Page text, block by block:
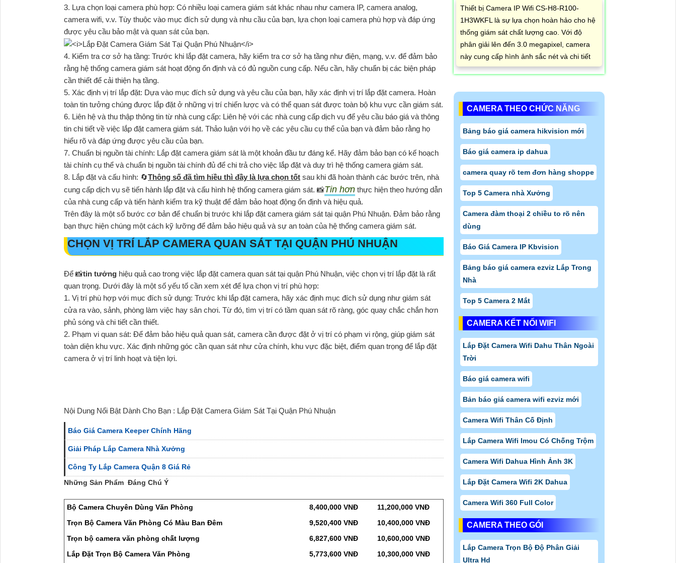
3. Lựa chọn loại camera phù hợp: Có nhiều loại camera giám sát khác nhau như camera IP, camera analog,
camera wifi, v.v. Tùy thuộc vào mục đích sử dụng và nhu cầu của bạn, lựa chọn loại camera phù hợp và đáp ứng
được yêu cầu bảo mật và quan sát của bạn.
4. Kiểm tra cơ sở hạ tầng: Trước khi lắp đặt camera, hãy kiểm tra cơ sở hạ tầng như điện, mạng, v.v. để đảm bảo
rằng hệ thống camera giám sát hoạt động ổn định và có đủ nguồn cung cấp. Nếu cần, hãy chuẩn bị các biện pháp
cần thiết để cải thiện hạ tầng.
5. Xác định vị trí lắp đặt: Dựa vào mục đích sử dụng và yêu cầu của bạn, hãy xác định vị trí lắp đặt camera. Hoàn
toàn tin tưởng chúng được lắp đặt ở những vị trí chiến lược và có thể quan sát được toàn bộ khu vực cần giám sát.
6. Liên hệ và thu thập thông tin từ nhà cung cấp: Liên hệ với các nhà cung cấp dịch vụ để yêu cầu báo giá và thông
tin chi tiết về việc lắp đặt camera giám sát. Thảo luận với họ về các yêu cầu cụ thể của bạn và đảm bảo rằng họ
hiểu rõ và đáp ứng được yêu cầu của bạn.
7. Chuẩn bị nguồn tài chính: Lắp đặt camera giám sát là một khoản đầu tư đáng kể. Hãy đảm bảo bạn có kế hoạch
tài chính cụ thể và chuẩn bị nguồn tài chính đủ để chi trả cho việc lắp đặt và duy trì hệ thống camera giám sát.
8. Lắp đặt và cấu hình: 🔄Thông số đã tìm hiều thì đầy là lựa chọn tốt sau khi đã hoàn thành các bước trên, nhà
cung cấp dịch vụ sẽ tiến hành lắp đặt và cấu hình hệ thống camera giám sát. 📸Tin hơn thực hiện theo hướng dẫn
của nhà cung cấp và tiến hành kiểm tra kỹ thuật để đảm bảo hoạt động ổn định và hiệu quả.
Trên đây là một số bước cơ bản để chuẩn bị trước khi lắp đặt camera giám sát tại quận Phú Nhuận. Đảm bảo rằng
bạn thực hiện chúng một cách kỹ lưỡng để đảm bảo hiệu quả và sự an toàn của hệ thống camera giám sát.
CHỌN VỊ TRÍ LẮP CAMERA QUAN SÁT TẠI QUẬN PHÚ NHUẬN
Để 📸tin tưởng hiệu quả cao trong việc lắp đặt camera quan sát tại quận Phú Nhuận, việc chọn vị trí lắp đặt là rất
quan trọng. Dưới đây là một số yếu tố cần xem xét để lựa chọn vị trí phù hợp:
1. Vị trí phù hợp với mục đích sử dụng: Trước khi lắp đặt camera, hãy xác định mục đích sử dụng như giám sát
cửa ra vào, sảnh, phòng làm việc hay sân chơi. Từ đó, tìm vị trí có tầm quan sát rõ ràng, góc quay chắc chắn hơn
phủ sóng và chi tiết cần thiết.
2. Phạm vi quan sát: Để đảm bảo hiệu quả quan sát, camera cần được đặt ở vị trí có phạm vi rộng, giúp giám sát
toàn diện khu vực. Xác định những góc cần quan sát như cửa chính, khu vực đặc biệt, điểm quan trọng để lắp đặt
camera ở vị trí linh hoạt và tiện lợi.
Nội Dung Nổi Bật Dành Cho Bạn : Lắp Đặt Camera Giám Sát Tại Quận Phú Nhuận
Báo Giá Camera Keeper Chính Hãng
Giải Pháp Lắp Camera Nhà Xưởng
Công Ty Lắp Camera Quận 8 Giá Rẻ
Những Sản Phẩm Đáng Chú Ý
Bộ Camera Chuyên Dùng Văn Phòng 8,400,000 VNĐ
11,200,000 VNĐ
Trọn Bộ Camera Văn Phòng Có Màu Ban Đêm
9,520,400 VNĐ
10,400,000 VNĐ
Trọn bộ camera văn phòng chất lượng
6,827,600 VNĐ
10,600,000 VNĐ
Lắp Đặt Trọn Bộ Camera Văn Phòng
5,773,600 VNĐ 10,300,000 VNĐ
Thiết bị Camera IP Wifi CS-H8-R100-
1H3WKFL là sự lựa chọn hoàn hảo cho hệ
thống giám sát chất lượng cao. Với độ
phân giải lên đến 3.0 megapixel, camera
này cung cấp hình ảnh sắc nét và chi tiết
CAMERA THEO CHỨC NĂNG
Bảng báo giá camera hikvision mới
Báo giá camera ip dahua
camera quay rõ tem đơn hàng shoppe
Top 5 Camera nhà Xưởng
Camera đàm thoại 2 chiều to rõ nên
dùng
Báo Giá Camera IP Kbvision
Bảng báo giá camera ezviz Lắp Trong
Nhà
Top 5 Camera 2 Mắt
CAMERA KẾT NỐI WIFI
Lắp Đặt Camera Wifi Dahu Thân Ngoài
Trời
Báo giá camera wifi
Bản báo giá camera wifi ezviz mới
Camera Wifi Thân Cố Định
Lắp Camera Wifi Imou Có Chống Trộm
Camera Wifi Dahua Hình Ảnh 3K
Lắp Đặt Camera Wifi 2K Dahua
Camera Wifi 360 Full Color
CAMERA THEO GÓI
Lắp Camera Trọn Bộ Độ Phân Giải
Ultra Hd